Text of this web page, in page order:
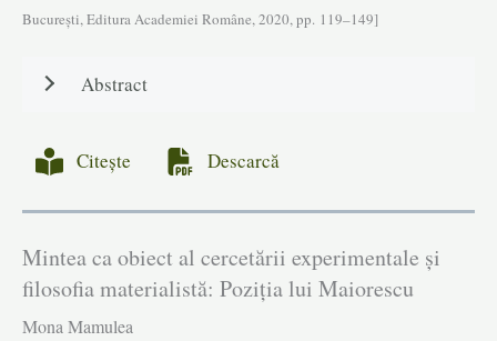
Bucureşti, Editura Academiei Române, 2020, pp. 119–149]
Abstract
Citește Descarcă
Mintea ca obiect al cercetării experimentale și
filosofia materialistă: Poziția lui Maiorescu
Mona Mamulea